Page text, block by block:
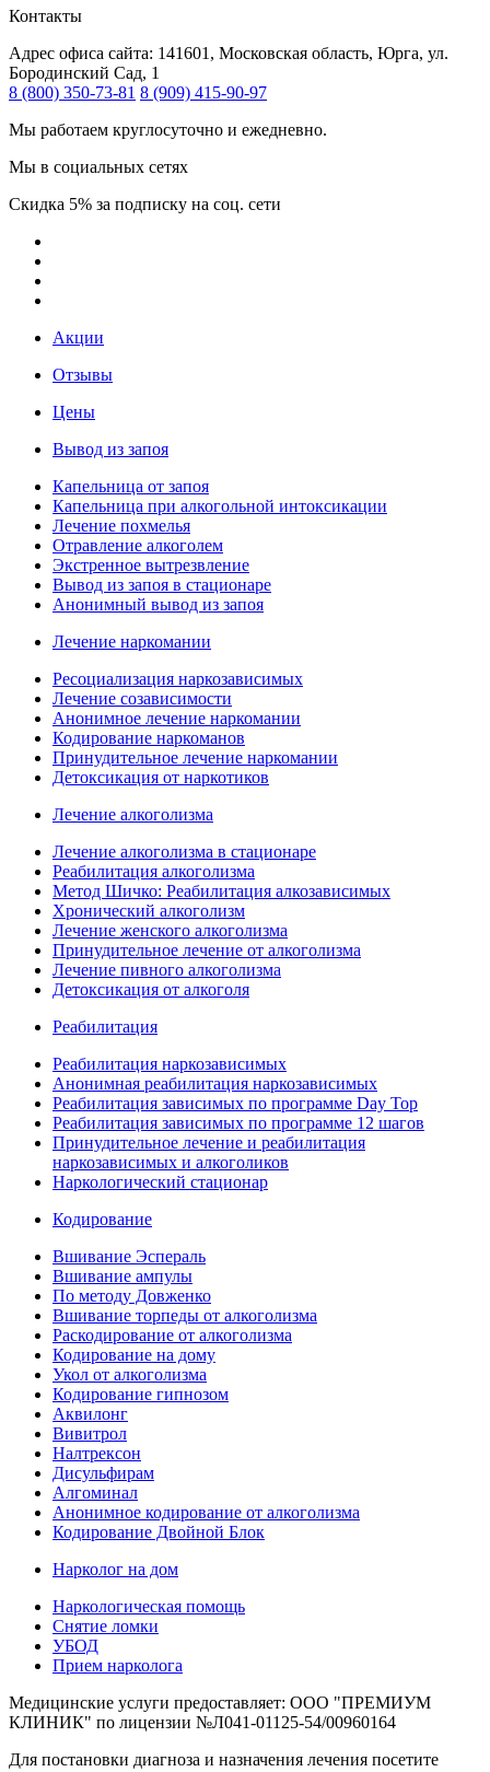
Контакты
Адрес офиса сайта: 141601, Московская область, Юрга, ул.
Бородинский Сад, 1
8 (800) 350-73-81 8 (909) 415-90-97
Мы работаем круглосуточно и ежедневно.
Мы в социальных сетях
Скидка 5% за подписку на соц. сети
Акции
Отзывы
Цены
Вывод из запоя
Капельница от запоя
Капельница при алкогольной интоксикации
Лечение похмелья
Отравление алкоголем
Экстренное вытрезвление
Вывод из запоя в стационаре
Анонимный вывод из запоя
Лечение наркомании
Ресоциализация наркозависимых
Лечение созависимости
Анонимное лечение наркомании
Кодирование наркоманов
Принудительное лечение наркомании
Детоксикация от наркотиков
Лечение алкоголизма
Лечение алкоголизма в стационаре
Реабилитация алкоголизма
Метод Шичко: Реабилитация алкозависимых
Хронический алкоголизм
Лечение женского алкоголизма
Принудительное лечение от алкоголизма
Лечение пивного алкоголизма
Детоксикация от алкоголя
Реабилитация
Реабилитация наркозависимых
Анонимная реабилитация наркозависимых
Реабилитация зависимых по программе Day Top
Реабилитация зависимых по программе 12 шагов
Принудительное лечение и реабилитация
наркозависимых и алкоголиков
Наркологический стационар
Кодирование
Вшивание Эспераль
Вшивание ампулы
По методу Довженко
Вшивание торпеды от алкоголизма
Раскодирование от алкоголизма
Кодирование на дому
Укол от алкоголизма
Кодирование гипнозом
Аквилонг
Вивитрол
Налтрексон
Дисульфирам
Алгоминал
Анонимное кодирование от алкоголизма
Кодирование Двойной Блок
Нарколог на дом
Наркологическая помощь
Снятие ломки
УБОД
Прием нарколога
Медицинские услуги предоставляет: ООО "ПРЕМИУМ
КЛИНИК" по лицензии №Л041-01125-54/00960164
Для постановки диагноза и назначения лечения посетите